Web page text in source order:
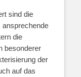
sind die
ansprechende
die
besonderer
der
auf das